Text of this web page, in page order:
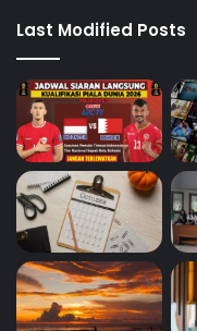
Last Modified Posts